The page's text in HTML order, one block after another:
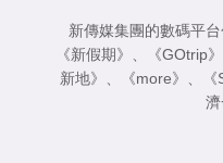
新傳媒集團的數碼平
《新假期》
《GOtrip》
新地》
《more》
濟